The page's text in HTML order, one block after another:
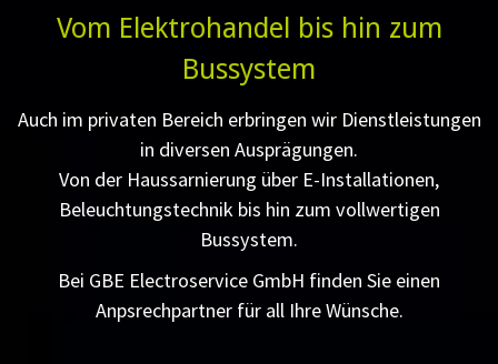
Vom Elektrohandel bis hin zum
Bussystem
Auch im privaten Bereich erbringen wir Dienstleistungen
in diversen Ausprägungen.
Von der Haussarnierung über E-Installationen,
Beleuchtungstechnik bis hin zum vollwertigen
Bussystem.
Bei GBE Electroservice GmbH finden Sie einen
Anpsrechpartner für all Ihre Wünsche.